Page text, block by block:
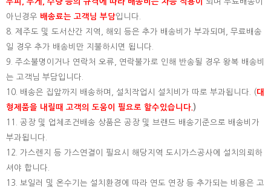
아닌경우 배송료는 고객님 부담입니다.
8. 제주도 및 도서산간 지역, 해외 등은 추가 배송비가 부과되며, 무료배송
일 경우 추가 배송비만 지불하시면 됩니다.
9. 주소불명이거나 연락처 오류, 연락불가로 인해 반송될 경우 왕복 배송비
는 고객님 부담입니다.
10. 배송은 집앞까지 배송하며, 설치작업시 설치비가 따로 부과됩니다. (대
형제품을 내릴때 고객의 도움이 필요로 할수있습니다. )
11. 공장 및 업체조건배송 상품은 공장 및 브랜드 배송기준으로 배송비가
부과됩니다.
12. 가스렌지 등 가스연결이 필요시 해당지역 도시가스공사에 설치의뢰하
셔야 합니다.
13. 보일러 및 온수기는 설치환경에 따라 연도 연장 등 추가되는 비용은 고